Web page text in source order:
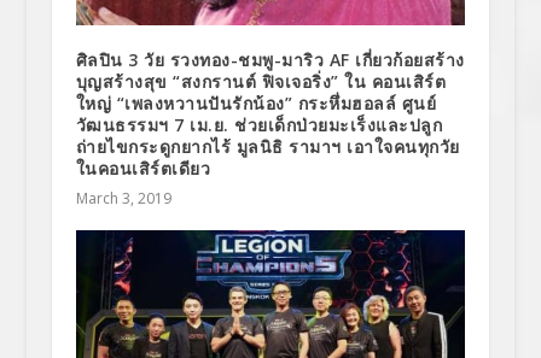
ศิลปิน 3 วัย รวงทอง-ชมพู-มาริว AF เกี่ยวก้อยสร้าง
บุญสร้างสุข “สงกรานต์ ฟิจเจอริ่ง” ใน คอนเสิร์ต
ใหญ่ “เพลงหวานปันรักน้อง” กระหึ่มฮอลล์ ศูนย์
วัฒนธรรมฯ 7 เม.ย. ช่วยเด็กป่วยมะเร็งและปลูก
ถ่ายไขกระดูกยากไร้ มูลนิธิ รามาฯ เอาใจคนทุกวัย
ในคอนเสิร์ตเดียว
March 3, 2019